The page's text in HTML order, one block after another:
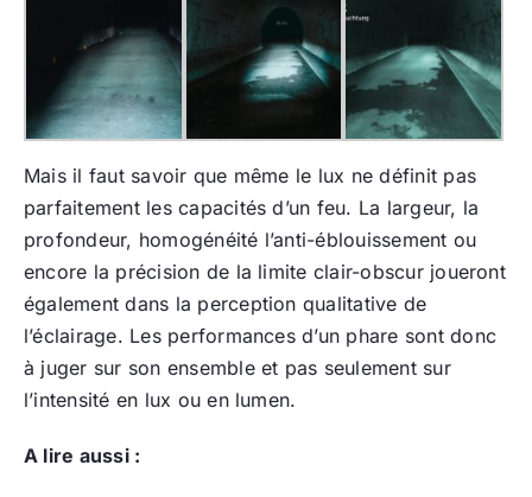
Mais il faut savoir que même le lux ne définit pas
parfaitement les capacités d’un feu. La largeur, la
profondeur, homogénéité l’anti-éblouissement ou
encore la précision de la limite clair-obscur joueront
également dans la perception qualitative de
l’éclairage. Les performances d’un phare sont donc
à juger sur son ensemble et pas seulement sur
l’intensité en lux ou en lumen.
A lire aussi :